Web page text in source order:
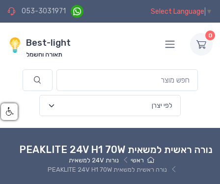
053-3031971 Select Language ▼
Best-light
תאורה וחשמל
0
נורה ראשית למשאית PEAKLITE 24V H1 70W
ראשי
נורות 24V למשאית
נורה ראשית למשאית PEAKLITE 24V H1 70W